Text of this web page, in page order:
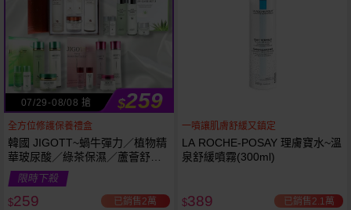
07/29-08/08 搶 $259
全方位修護保養禮盒
韓國 JIGOTT~蝸牛彈力／植物精
華玻尿酸／綠茶保濕／蘆薈舒緩
修復 禮盒(5件組) 款式可選 化妝
水+乳液+面霜
限時下殺
$259 已銷售2萬
一噴讓肌膚舒緩又鎮定
LA ROCHE-POSAY 理膚寶水~溫
泉舒緩噴霧(300ml)
$389 已銷售2.1萬